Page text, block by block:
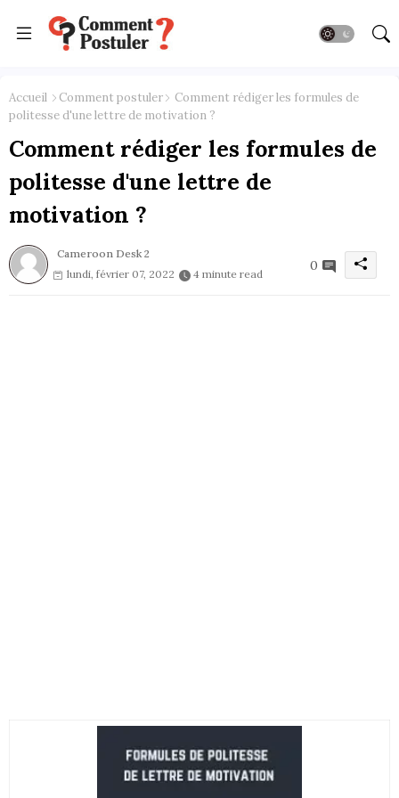
Accueil Comment postuler
Comment rédiger les formules de
politesse d'une lettre de motivation ?
Comment rédiger les formules de
politesse d'une lettre de
motivation ?
Cameroon Desk 2
lundi, février 07, 2022
4 minute read
0